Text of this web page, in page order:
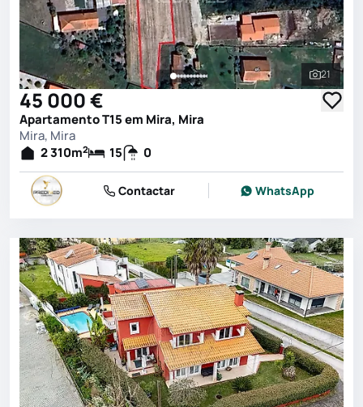
Ver
21
45 000 €
Apartamento T15 em Mira, Mira
Mira, Mira
2 310m2 15 0
Contactar WhatsApp